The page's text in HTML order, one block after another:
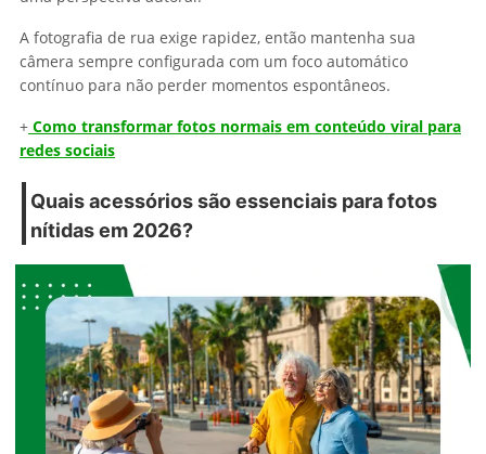
A fotografia de rua exige rapidez, então mantenha sua
câmera sempre configurada com um foco automático
contínuo para não perder momentos espontâneos.
+ Como transformar fotos normais em conteúdo viral para
redes sociais
Quais acessórios são essenciais para fotos
nítidas em 2026?